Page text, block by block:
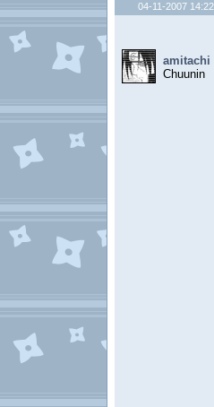
04-11-2007
amitachi
Chuunin